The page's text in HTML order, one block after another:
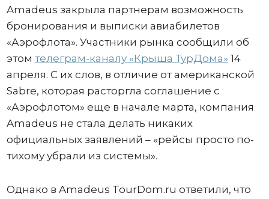
Amadeus закрыла партнерам возможность
бронирования и выписки авиабилетов
«Аэрофлота». Участники рынка сообщили об
этом телеграм-каналу «Крыша ТурДома» 14
апреля. С их слов, в отличие от американской
Sabre, которая расторгла соглашение с
«Аэрофлотом» еще в начале марта, компания
Amadeus не стала делать никаких
официальных заявлений – «рейсы просто по-
тихому убрали из системы».
Однако в Amadeus TourDom.ru ответили, что